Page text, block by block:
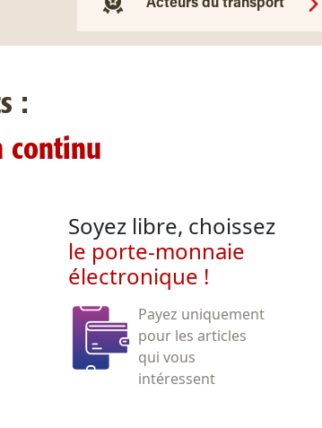
Acteurs du transport
:
continu
Soyez libre, choissez
le porte-monnaie
électronique !
Payez uniquement
pour les articles
qui vous
intéressent